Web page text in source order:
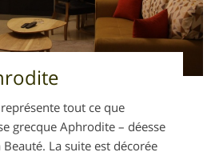
tout ce que
grecque Aphrodite – déesse
La suite est décorée